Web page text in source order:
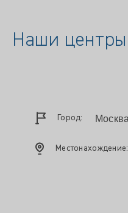
Наши центры
Город:
Местонахождение: